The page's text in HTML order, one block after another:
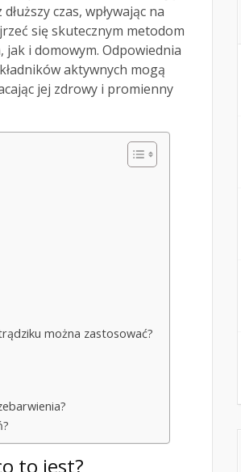
czas, wpływając na
się skutecznym metodom
i domowym. Odpowiednia
aktywnych mogą
jej zdrowy i promienny
można zastosować?
to jest?